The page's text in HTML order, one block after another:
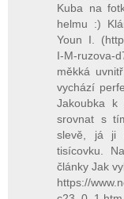
Kuba na
helmu :)
Youn I.
I-M-ruzova-
měkká
vychází
Jakoubka k
srovnat s
slevě, já ji
tisícovku.
články Jak
https://